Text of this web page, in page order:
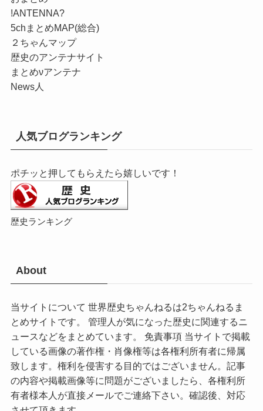
!ANTENNA?
5chまとめMAP(総合)
２ちゃんマップ
歴史のアンテナサイト
まとめνアンテナ
News人
人気ブログランキング
ポチッと押してもらえたら嬉しいです！
歴史ランキング
About
当サイトについて 世界歴史ちゃんねるは2ちゃんねるま
とめサイトです。 管理人が気になった歴史に関連するニ
ュースなどをまとめています。 免責事項 当サイトで掲載
している画像の著作権・肖像権等は各権利所有者に帰属
致します。権利を侵害する目的ではございません。記事
の内容や掲載画像等に問題がございましたら、各権利所
有者様本人が直接メールでご連絡下さい。確認後、対応